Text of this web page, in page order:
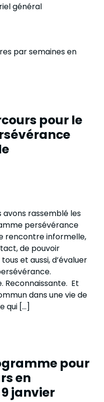
général
par semaines en
pour le
avons rassemblé les
persévérance
rencontre informelle,
de pouvoir
et aussi, d’évaluer
Reconnaissante. Et
dans une vie de
qui […]
pour
en
janvier